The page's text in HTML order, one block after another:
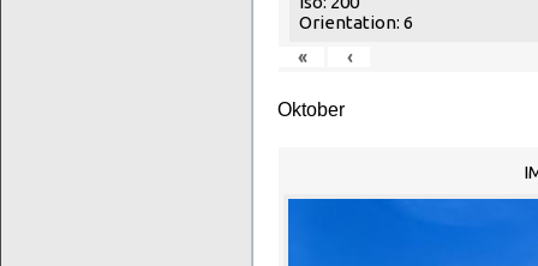
Orientation: 6
«
‹
Oktober